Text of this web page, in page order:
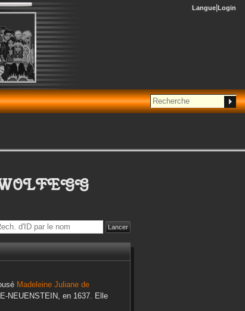
Langue Login
Madeleine Juliane de
NEUENSTEIN, en 1637. Elle